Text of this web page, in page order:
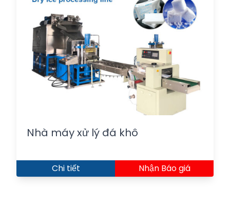
Nhà máy xử lý đá khô
Chi tiết Nhận Báo giá